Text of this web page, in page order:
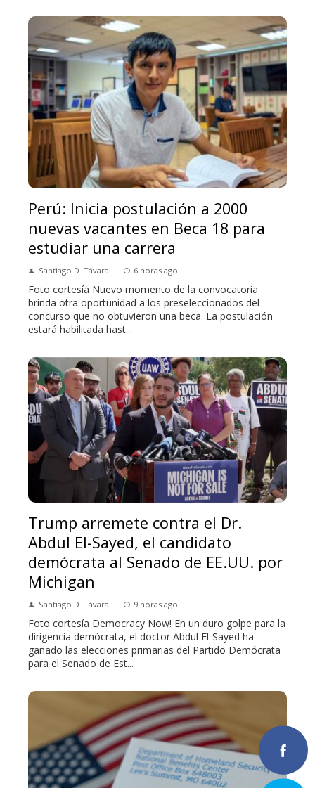
Perú: Inicia postulación a 2000
nuevas vacantes en Beca 18 para
estudiar una carrera
Santiago D. Távara 6 horas ago
Foto cortesía Nuevo momento de la convocatoria
brinda otra oportunidad a los preseleccionados del
concurso que no obtuvieron una beca. La postulación
estará habilitada hast...
Trump arremete contra el Dr.
Abdul El-Sayed, el candidato
demócrata al Senado de EE.UU. por
Michigan
Santiago D. Távara 9 horas ago
Foto cortesía Democracy Now! En un duro golpe para la
dirigencia demócrata, el doctor Abdul El-Sayed ha
ganado las elecciones primarias del Partido Demócrata
para el Senado de Est...